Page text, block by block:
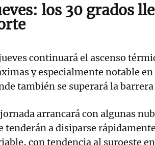
los 30 grados
continuará el ascenso
y especialmente notable
también se superará la
arrancará con algunas
tenderán a disiparse
con tendencia al suroeste